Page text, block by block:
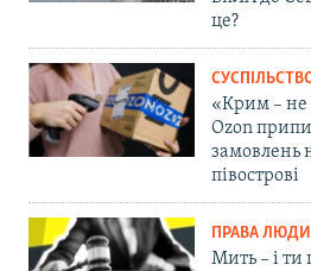
це?
«Крим – не
Ozon
замовлень
півострові
ПРАВА
Мить – і